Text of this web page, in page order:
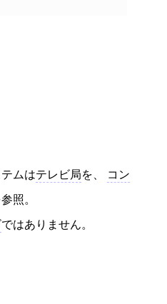
ムはテレビ局を、 コン
照。
ではありません。